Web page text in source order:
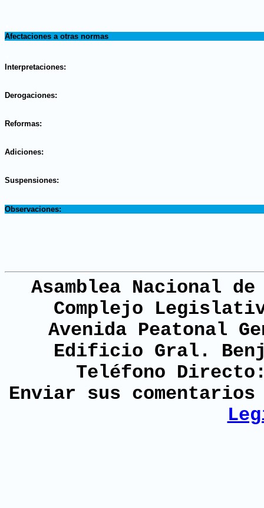
Afectaciones a otras normas
Interpretaciones:
Derogaciones:
Reformas:
Adiciones:
Suspensiones:
Observaciones:
Asamblea Nacional
Complejo
Avenida Peatonal
Edificio Gral.
Teléfono
Enviar sus